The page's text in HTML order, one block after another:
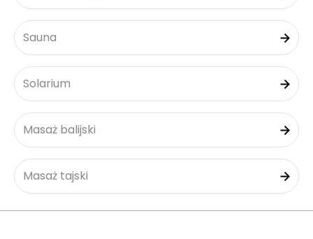
Sauna
Solarium
Masaż balijski
Masaż tajski